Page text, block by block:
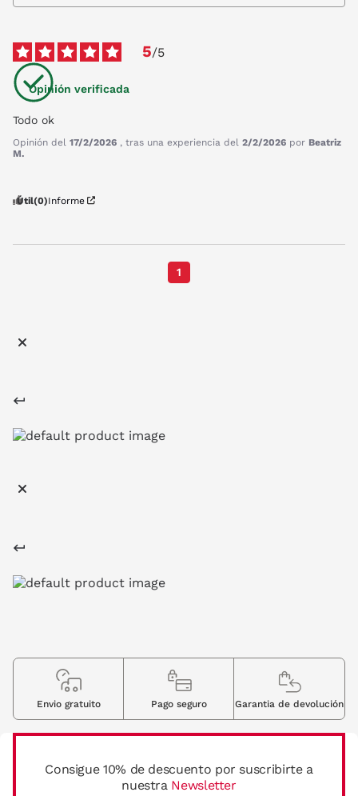
5/5
Opinión verificada
Todo ok
Opinión del 17/2/2026 , tras una experiencia del 2/2/2026 por Beatriz
M.
Útil(0)Informe
1
Consigue 10% de descuento por suscribirte a
nuestra Newsletter
Envio gratuito Pago seguro Garantia de devolución